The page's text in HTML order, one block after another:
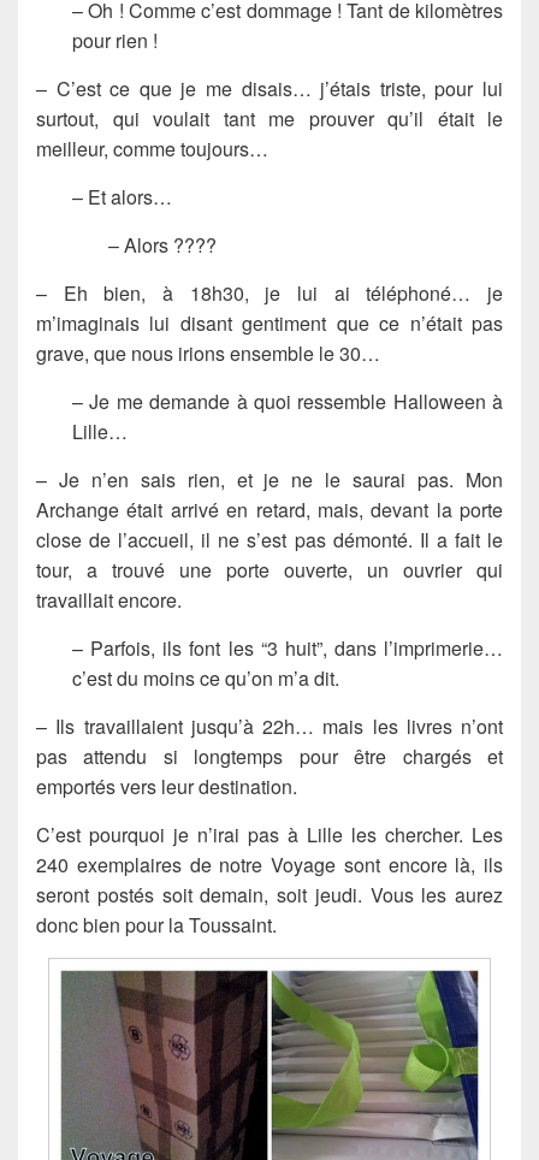
– Oh ! Comme c’est dommage ! Tant de kilomètres
pour rien !
– C’est ce que je me disais… j’étais triste, pour lui
surtout, qui voulait tant me prouver qu’il était le
meilleur, comme toujours…
– Et alors…
– Alors ????
– Eh bien, à 18h30, je lui ai téléphoné… je
m’imaginais lui disant gentiment que ce n’était pas
grave, que nous irions ensemble le 30…
– Je me demande à quoi ressemble Halloween à
Lille…
– Je n’en sais rien, et je ne le saurai pas. Mon
Archange était arrivé en retard, mais, devant la porte
close de l’accueil, il ne s’est pas démonté. Il a fait le
tour, a trouvé une porte ouverte, un ouvrier qui
travaillait encore.
– Parfois, ils font les “3 huit”, dans l’imprimerie…
c’est du moins ce qu’on m’a dit.
– Ils travaillaient jusqu’à 22h… mais les livres n’ont
pas attendu si longtemps pour être chargés et
emportés vers leur destination.
C’est pourquoi je n’irai pas à Lille les chercher. Les
240 exemplaires de notre Voyage sont encore là, ils
seront postés soit demain, soit jeudi. Vous les aurez
donc bien pour la Toussaint.